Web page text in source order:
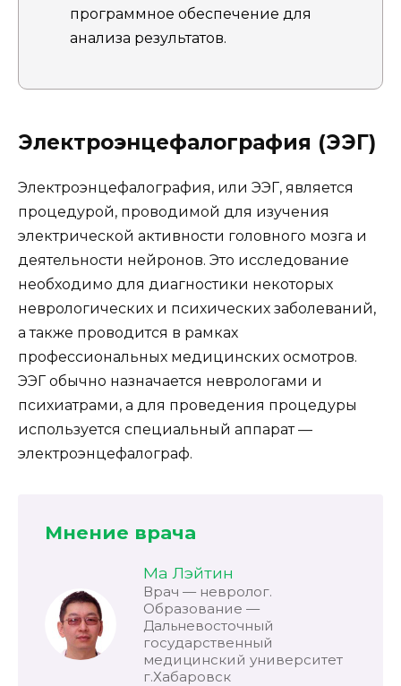
программное обеспечение для
анализа результатов.
Электроэнцефалография (ЭЭГ)
Электроэнцефалография, или ЭЭГ, является
процедурой, проводимой для изучения
электрической активности головного мозга и
деятельности нейронов. Это исследование
необходимо для диагностики некоторых
неврологических и психических заболеваний,
а также проводится в рамках
профессиональных медицинских осмотров.
ЭЭГ обычно назначается неврологами и
психиатрами, а для проведения процедуры
используется специальный аппарат —
электроэнцефалограф.
Мнение врача
Ма Лэйтин
Врач — невролог.
Образование —
Дальневосточный
государственный
медицинский университет
г.Хабаровск